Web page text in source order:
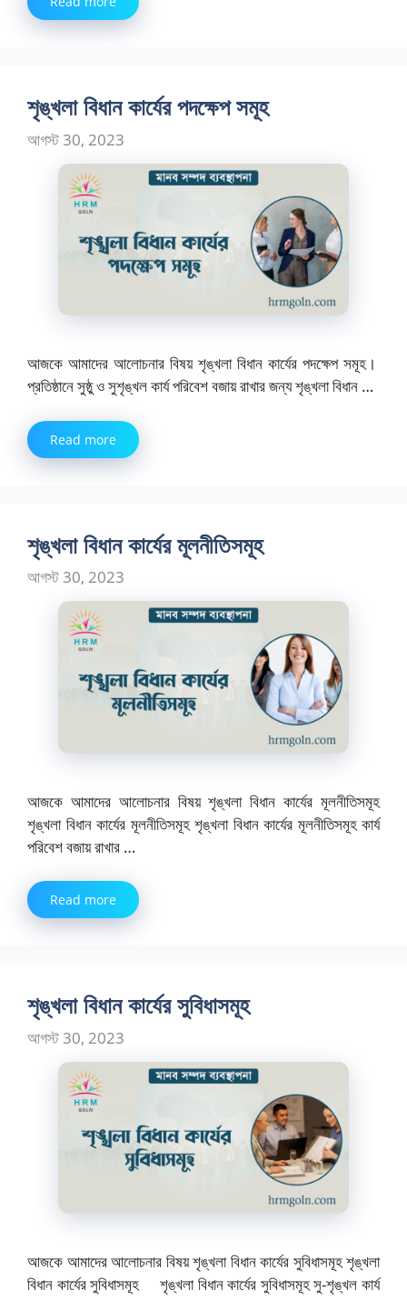
শৃঙ্খলা বিধান কার্যের পদক্ষেপ সমূহ
আগস্ট 30, 2023
আজকে আমাদের আলোচনার বিষয় শৃঙ্খলা বিধান কার্যের পদক্ষেপ সমূহ।
প্রতিষ্ঠানে সুষ্ঠু ও সুশৃঙ্খল কার্য পরিবেশ বজায় রাখার জন্য শৃঙ্খলা বিধান …
Read more
শৃঙ্খলা বিধান কার্যের মূলনীতিসমূহ
আগস্ট 30, 2023
আজকে আমাদের আলোচনার বিষয় শৃঙ্খলা বিধান কার্যের মূলনীতিসমূহ
শৃঙ্খলা বিধান কার্যের মূলনীতিসমূহ শৃঙ্খলা বিধান কার্যের মূলনীতিসমূহ কার্য
পরিবেশ বজায় রাখার …
Read more
শৃঙ্খলা বিধান কার্যের সুবিধাসমূহ
আগস্ট 30, 2023
আজকে আমাদের আলোচনার বিষয় শৃঙ্খলা বিধান কার্যের সুবিধাসমূহ শৃঙ্খলা
বিধান কার্যের সুবিধাসমূহ শৃঙ্খলা বিধান কার্যের সুবিধাসমূহ সু-শৃঙ্খল কার্য